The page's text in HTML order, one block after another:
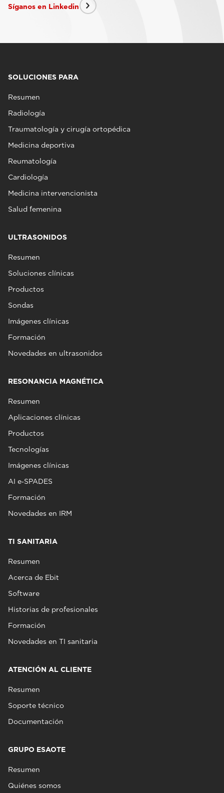
Síganos en Linkedin
SOLUCIONES PARA
Resumen
Radiología
Traumatología y cirugía ortopédica
Medicina deportiva
Reumatología
Cardiología
Medicina intervencionista
Salud femenina
ULTRASONIDOS
Resumen
Soluciones clínicas
Productos
Sondas
Imágenes clínicas
Formación
Novedades en ultrasonidos
RESONANCIA MAGNÉTICA
Resumen
Aplicaciones clínicas
Productos
Tecnologías
Imágenes clínicas
AI e‑SPADES
Formación
Novedades en IRM
TI SANITARIA
Resumen
Acerca de Ebit
Software
Historias de profesionales
Formación
Novedades en TI sanitaria
ATENCIÓN AL CLIENTE
Resumen
Soporte técnico
Documentación
GRUPO ESAOTE
Resumen
Quiénes somos